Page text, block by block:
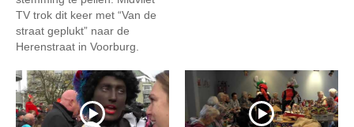
TV trok dit keer met “Van de
straat geplukt” naar de
Herenstraat in Voorburg.